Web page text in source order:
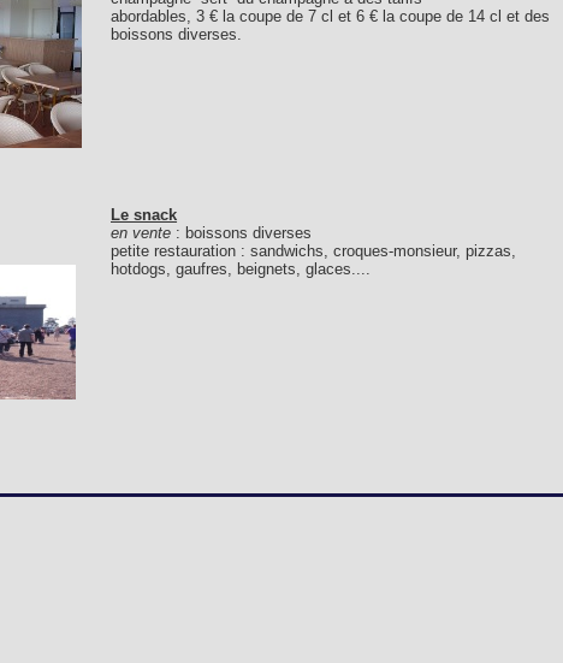
abordables, 3 € la coupe de 7 cl et 6 € la coupe de 14 cl et des
boissons diverses.
Le snack
en vente : boissons diverses
petite restauration : sandwichs, croques-monsieur, pizzas,
hotdogs, gaufres, beignets, glaces....